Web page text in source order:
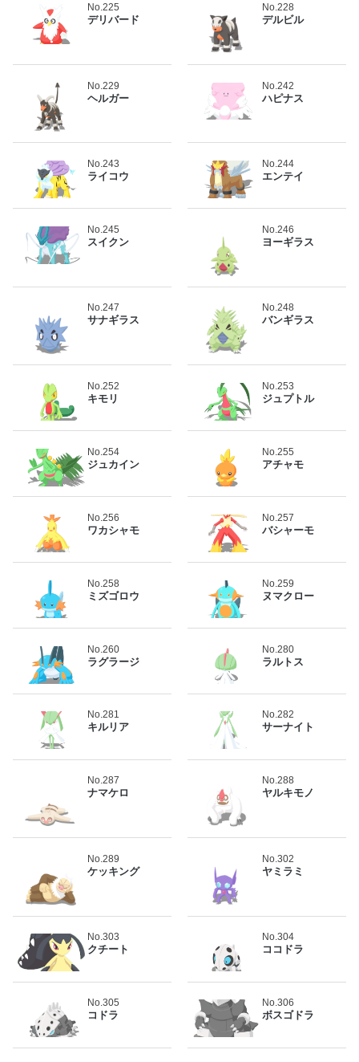
No.225
デリバード
No.228
デルビル
No.229
ヘルガー
No.242
ハピナス
No.243
ライコウ
No.244
エンテイ
No.245
スイクン
No.246
ヨーギラス
No.247
サナギラス
No.248
バンギラス
No.252
キモリ
No.253
ジュプトル
No.254
ジュカイン
No.255
アチャモ
No.256
ワカシャモ
No.257
バシャーモ
No.258
ミズゴロウ
No.259
ヌマクロー
No.260
ラグラージ
No.280
ラルトス
No.281
キルリア
No.282
サーナイト
No.287
ナマケロ
No.288
ヤルキモノ
No.289
ケッキング
No.302
ヤミラミ
No.303
クチート
No.304
ココドラ
No.305
コドラ
No.306
ボスゴドラ